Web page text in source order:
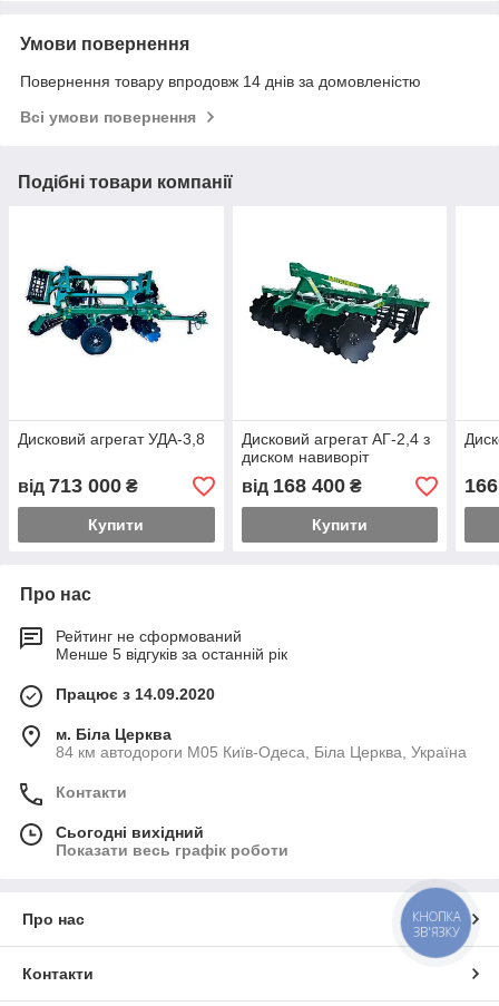
Умови повернення
Повернення товару впродовж 14 днів за домовленістю
Всі умови повернення
Подібні товари компанії
Дисковий агрегат УДА-3,8
від 713 000 ₴
Купити
Дисковий агрегат АГ-2,4 з
диском навиворіт
від 168 400₴
Купити
Про нас
Рейтинг не сформований
Менше 5 відгуків за останній рік
Працює з 14.09.2020
м. Біла Церква
84 км автодороги М05 Київ-Одеса, Біла Церква, Україна
Контакти
Сьогодні вихідний
Показати весь графік роботи
Про нас
Контакти
КНОПКА
ЗВ'ЯЗКУ